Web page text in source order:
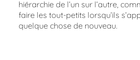
hiérarchie de l’un sur l’autre,
faire les tout-petits lorsqu’ils
quelque chose de nouveau.